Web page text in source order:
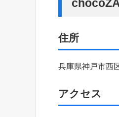
住所
兵庫県神戸市西
アクセス